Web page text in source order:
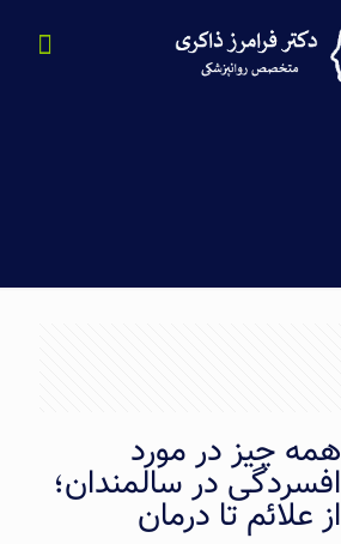
همه چیز در مورد
افسردگی در سالمندان؛
از علائم تا درمان